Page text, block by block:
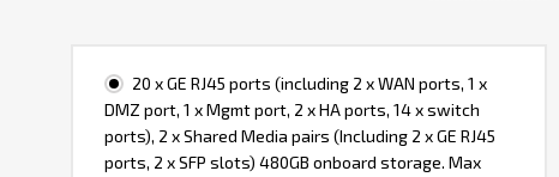
20 x GE RJ45 ports (including 2 x WAN ports, 1 x
DMZ port, 1 x Mgmt port, 2 x HA ports, 14 x switch
ports), 2 x Shared Media pairs (Including 2 x GE RJ45
ports, 2 x SFP slots) 480GB onboard storage. Max